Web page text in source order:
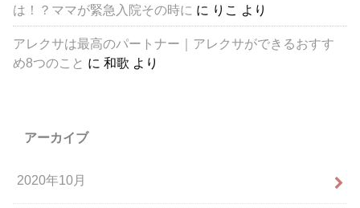
は！？ママが緊急入院その時に に りこ より
アレクサは最高のパートナー｜アレクサができるおすす
め8つのこと に和歌 より
アーカイブ
2020年10月